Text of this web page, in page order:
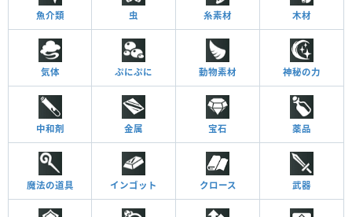
魚介類 虫 糸素材 木材
気体 ぷにぷに 動物素材 神秘の力
中和剤 金属 宝石 薬品
魔法の道具 インゴット クロース 武器